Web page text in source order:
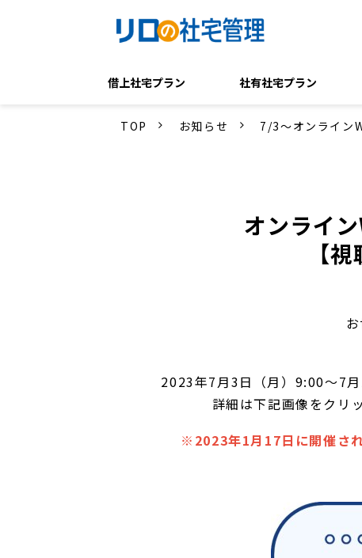
借上社宅プラン 社有社宅プラン
TOP お知らせ 7/3～オンライン
オンライ
【
2023年7月3日（月）9:00～7月
詳細は下記画像をクリ
※2023年1月17日に開催さ